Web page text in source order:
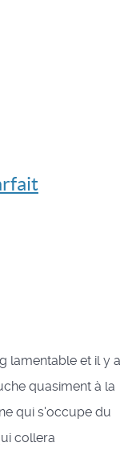
lamentable et il y a
quasiment à la
qui s'occupe du
collera